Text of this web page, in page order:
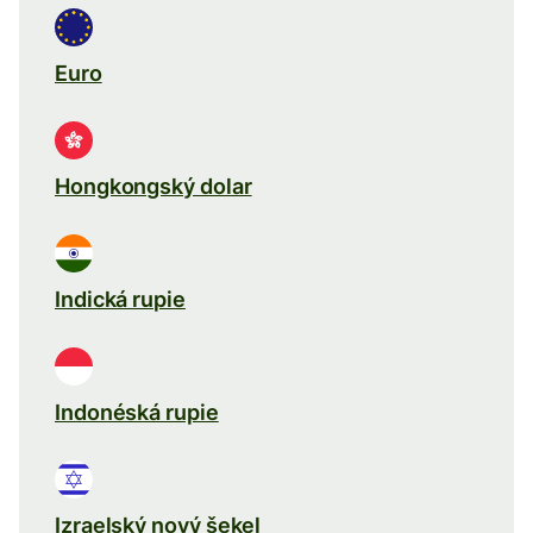
Euro
Hongkongský dolar
Indická rupie
Indonéská rupie
Izraelský nový šekel